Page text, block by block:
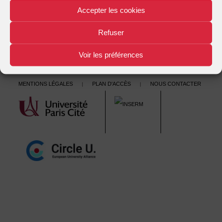
Accepter les cookies
Refuser
Voir les préférences
navigationmillions de blessés, 19000 décès. Que fait-on ? 2008
Mentions légales | Plan d'accès | Nous contacter